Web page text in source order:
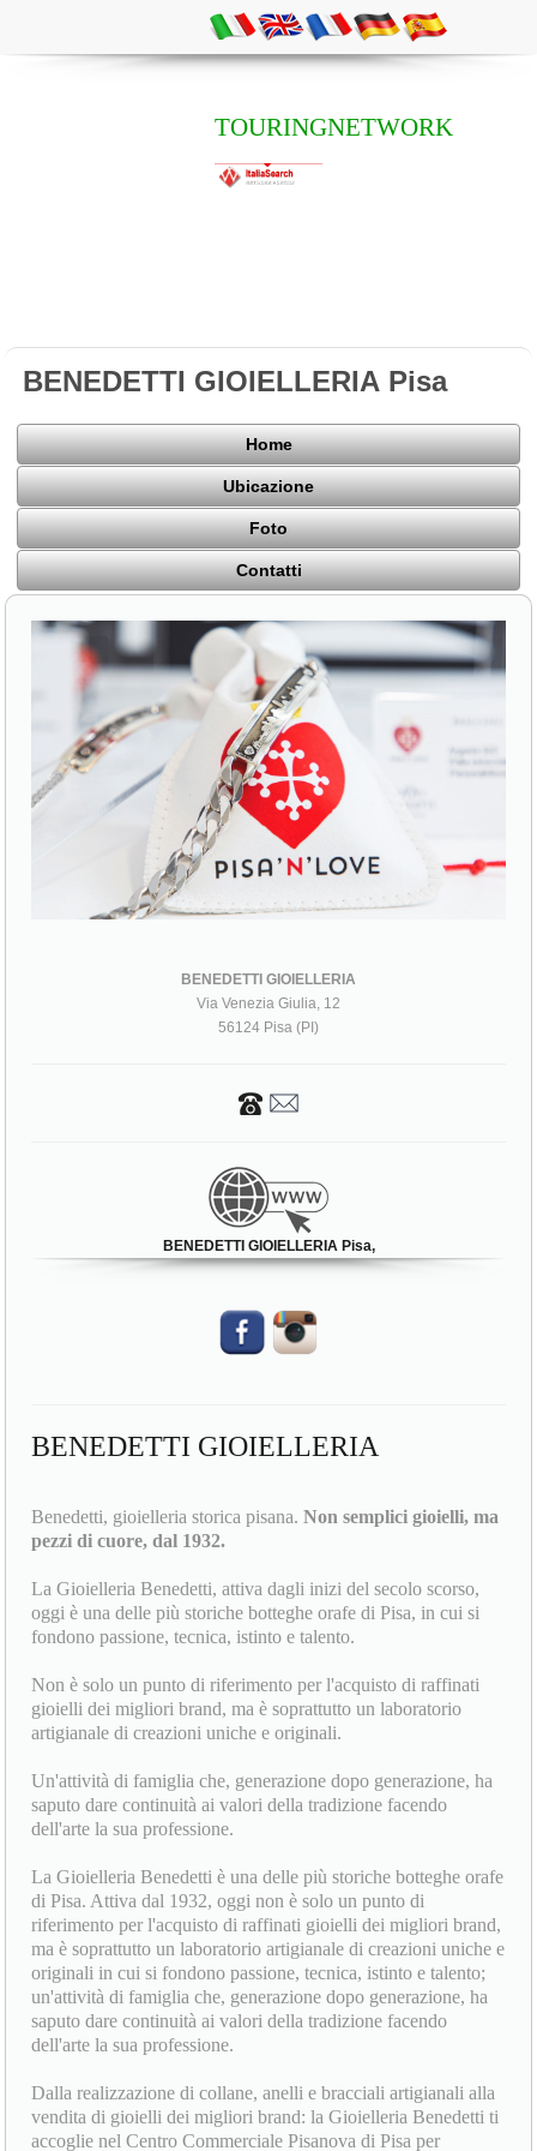
TOURINGNETWORK
BENEDETTI GIOIELLERIA Pisa
Home
Ubicazione
Foto
Contatti
BENEDETTI GIOIELLERIA
Via Venezia Giulia, 12
56124 Pisa (PI)
BENEDETTI GIOIELLERIA Pisa,
BENEDETTI GIOIELLERIA
Benedetti, gioielleria storica pisana.Non semplici gioielli, ma
pezzi di cuore, dal 1932.
La Gioielleria Benedetti, attiva dagli inizi del secolo scorso,
oggi è una delle più storiche botteghe orafe di Pisa, in cui si
fondono passione, tecnica, istinto e talento.
Non è solo un punto di riferimento per l'acquisto di raffinati
gioielli dei migliori brand, ma è soprattutto un laboratorio
artigianale di creazioni uniche e originali.
Un'attività di famiglia che, generazione dopo generazione, ha
saputo dare continuità ai valori della tradizione facendo
dell'arte la sua professione.
La Gioielleria Benedetti è una delle più storiche botteghe orafe
di Pisa. Attiva dal 1932, oggi non è solo un punto di
riferimento per l'acquisto di raffinati gioielli dei migliori brand,
ma è soprattutto un laboratorio artigianale di creazioni uniche e
originali in cui si fondono passione, tecnica, istinto e talento;
un'attività di famiglia che, generazione dopo generazione, ha
saputo dare continuità ai valori della tradizione facendo
dell'arte la sua professione.
Dalla realizzazione di collane, anelli e bracciali artigianali alla
vendita di gioielli dei migliori brand: la Gioielleria Benedetti ti
accoglie nel Centro Commerciale Pisanova di Pisa per